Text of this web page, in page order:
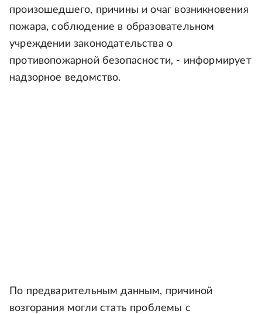
произошедшего, причины и очаг возникновения
пожара, соблюдение в образовательном
учреждении законодательства о
противопожарной безопасности, - информирует
надзорное ведомство.
По предварительным данным, причиной
возгорания могли стать проблемы с